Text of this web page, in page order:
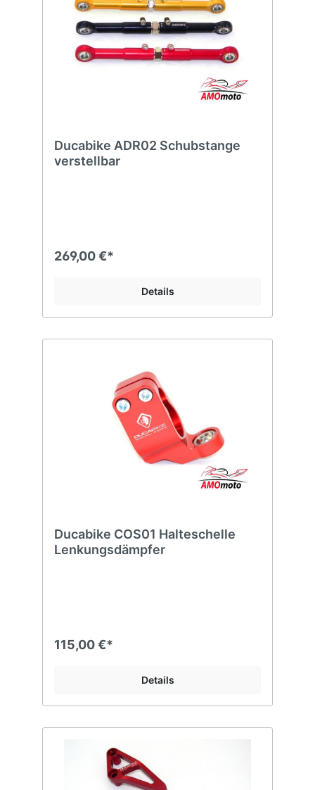
Ducabike ADR02 Schubstange
verstellbar
269,00 €*
Details
Ducabike COS01 Halteschelle
Lenkungsdämpfer
115,00 €*
Details